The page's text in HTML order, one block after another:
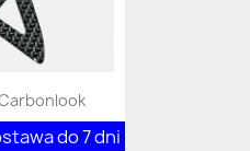
do 7 dni